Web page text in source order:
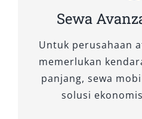
Transmission)
tanpa hentakan, sangat
perjalanan panjang di
Jika Anda ingin sewa
teknologi terkini dan
Sewa
Untuk perusahaan
memerlukan
panjang, sewa
solusi